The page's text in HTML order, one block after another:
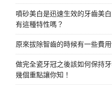
噴砂美白是迅速生效的牙齒美
有這種特性嗎？
原來拔除智齒的時候有一些費
做完全瓷牙冠之後該如何保持
幾個重點讓你知！